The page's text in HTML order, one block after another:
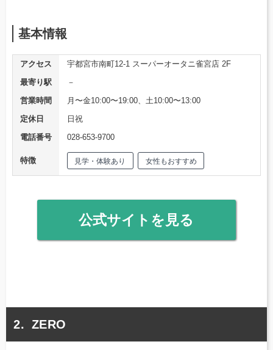
基本情報
アクセス
宇都宮市南町12-1 スーパーオータニ雀宮店 2F
最寄り駅
－
営業時間
月〜金10:00〜19:00、土10:00〜13:00
定休日
日祝
電話番号
028-653-9700
特徴 見学・体験あり 女性もおすすめ
公式サイトを見る
ZERO